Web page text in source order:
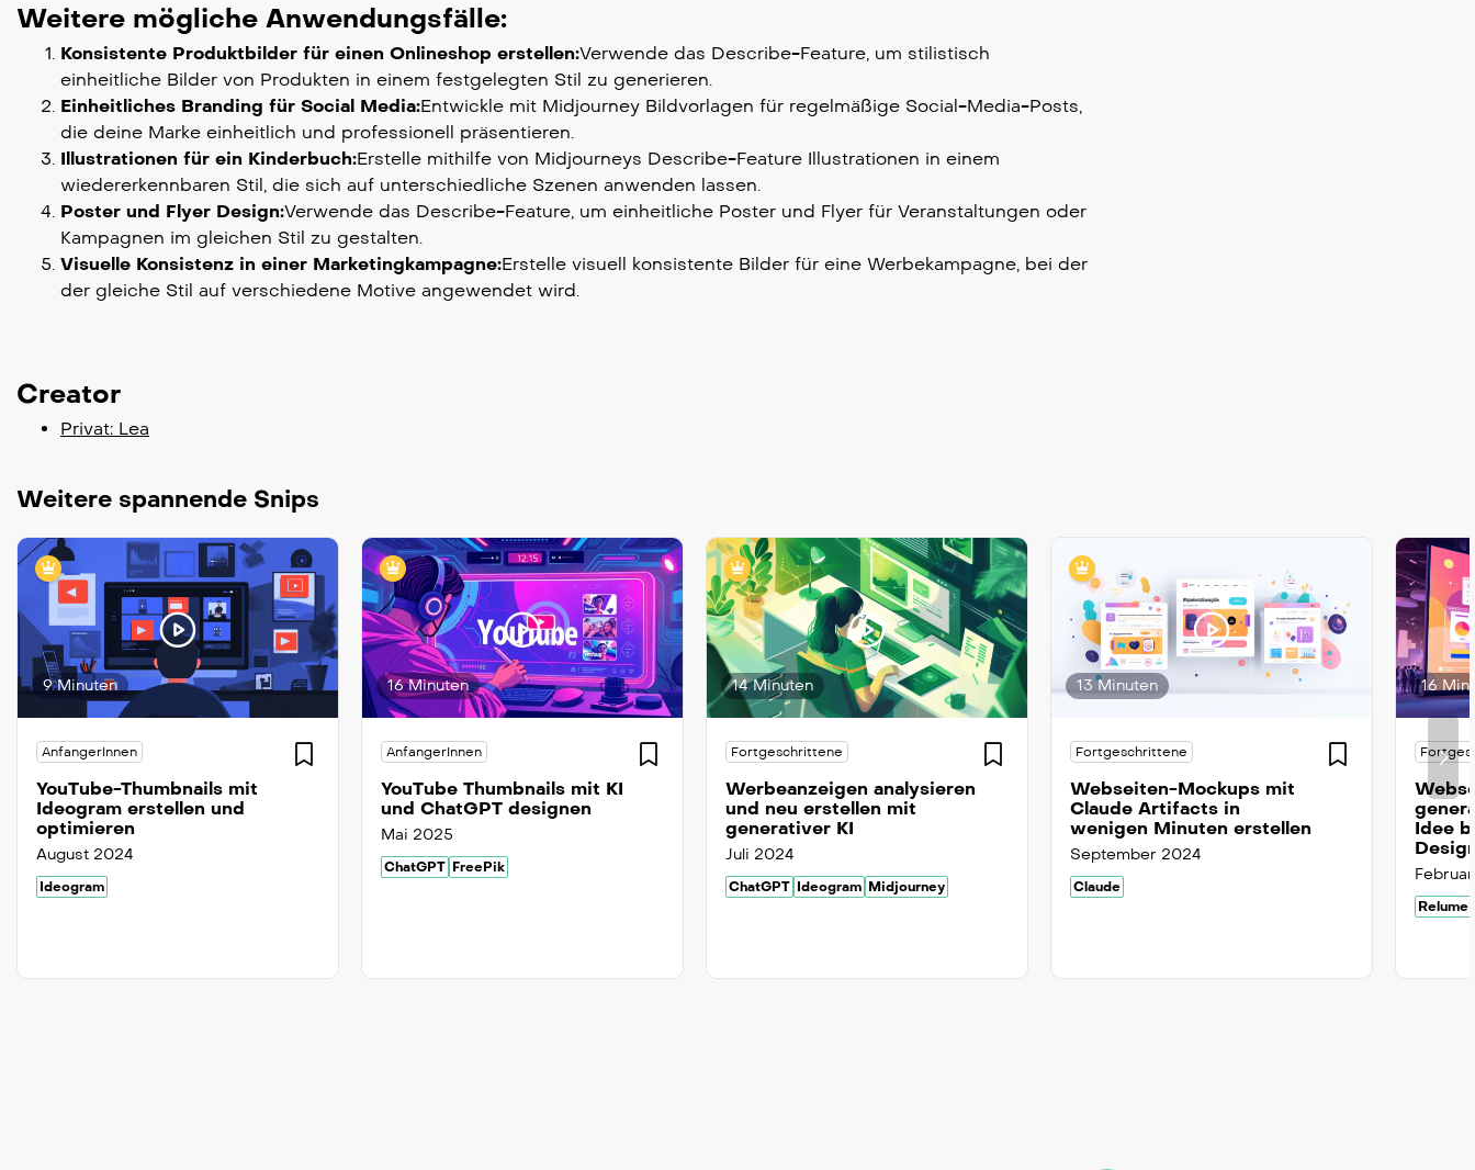
Weitere mögliche Anwendungsfälle:
Konsistente Produktbilder für einen Onlineshop erstellen:Verwende das Describe-Feature, um stilistisch
einheitliche Bilder von Produkten in einem festgelegten Stil zu generieren.
Einheitliches Branding für Social Media:Entwickle mit Midjourney Bildvorlagen für regelmäßige Social-Media-Posts,
die deine Marke einheitlich und professionell präsentieren.
Illustrationen für ein Kinderbuch:Erstelle mithilfe von Midjourneys Describe-Feature Illustrationen in einem
wiedererkennbaren Stil, die sich auf unterschiedliche Szenen anwenden lassen.
Poster und Flyer Design:Verwende das Describe-Feature, um einheitliche Poster und Flyer für Veranstaltungen oder
Kampagnen im gleichen Stil zu gestalten.
Visuelle Konsistenz in einer Marketingkampagne:Erstelle visuell konsistente Bilder für eine Werbekampagne, bei der
der gleiche Stil auf verschiedene Motive angewendet wird.
Creator
Privat: Lea
Weitere spannende Snips
9 Minuten
AnfangerInnen
YouTube-Thumbnails mit
Ideogram erstellen und
optimieren
August 2024
Ideogram
16 Minuten
AnfangerInnen
YouTube Thumbnails mit KI
und ChatGPT designen
Mai 2025
ChatGPT FreePik
14 Minuten
Fortgeschrittene
Werbeanzeigen analysieren
und neu erstellen mit
generativer KI
Juli 2024
ChatGPT Ideogram Midjourney
13 Minuten
Fortgeschrittene
Webseiten-Mockups mit
Claude Artifacts in
wenigen Minuten erstellen
September 2024
Claude
16
Idee
Relume